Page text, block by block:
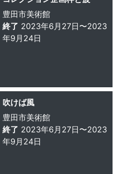
豊田市美術館
終了 2023年6月27日〜2023
年9月24日
吹けば風
豊田市美術館
終了 2023年6月27日〜2023
年9月24日